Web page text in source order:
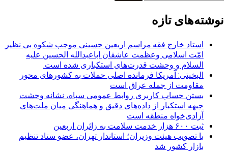
نوشته‌های تازه
استاد خارج فقه:مراسم اربعین حسینی موجب شکوه بی نظیر
امّت اسلامی وعظمت عاشقان اباعبدالله الحسین علیه
السلام و وحشت قدرت‌های استکباری شده است.
البخیتی: آمریکا فرمانده اصلی حملات به کشورهای محور
مقاومت از جمله عراق است
بستن حساب کاربری روابط عمومی سپاه، نشانه‌ وحشت
جبهه استکبار از داده‌های دقیق و هماهنگی میان ملت‌های
آزادی‌خواه منطقه است
ثبت ۶۰۰ هزار خدمت سلامت به زائران اربعین
با تصویب هیئت وزیران؛ استاندار تهران، عضو ستاد تنظیم
بازار کشور شد